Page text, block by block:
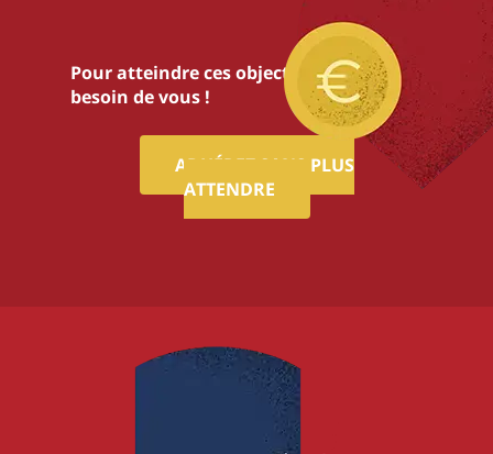
Pour atteindre ces objectifs,nous avons
besoin de vous !
ADHÉREZ SANS PLUS
ATTENDRE